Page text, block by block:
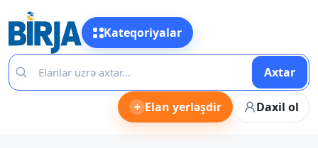
Kateqoriyalar
Axtar
+ Elan yerləşdir Daxil ol